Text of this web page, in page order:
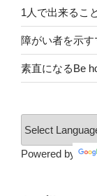
1人で出来るこ
障がい者を示す
素直になるBe
Powered by